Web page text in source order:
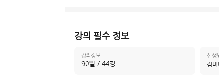
강의 필수 정보
강의정보
90일 / 44강
선생
김